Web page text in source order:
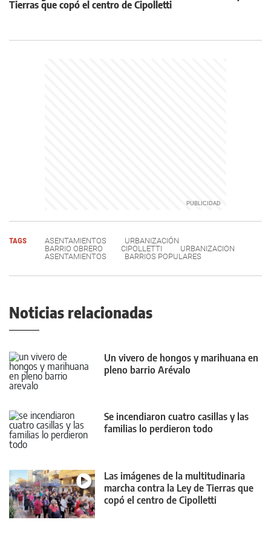
Tierras que copó el centro de Cipolletti
TAGS ASENTAMIENTOS
URBANIZACIÓN
BARRIO OBRERO
CIPOLLETTI
URBANIZACION
ASENTAMIENTOS
BARRIOS POPULARES
Noticias relacionadas
Un vivero de hongos y marihuana en
pleno barrio Arévalo
Se incendiaron cuatro casillas y las
familias lo perdieron todo
Las imágenes de la multitudinaria
marcha contra la Ley de Tierras que
copó el centro de Cipolletti